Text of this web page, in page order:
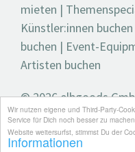
Wir nutzen eigene und Third-Party-
Service für Dich noch besser zu
Website weitersurfst, stimmst Du der
Informationen
mieten |
Künstler:innen buchen
buchen | Event-
Artisten buchen
© 2026 elbgoods
industry /
Eventbranchenbuch,